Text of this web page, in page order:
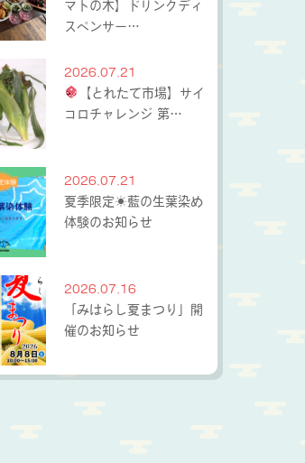
マトの木】ドリンクディ
スペンサー…
2026.07.21
【とれたて市場】サイ
コロチャレンジ 第…
2026.07.21
夏季限定☀藍の生葉染め
体験のお知らせ
2026.07.16
「みはらし夏まつり」開
催のお知らせ